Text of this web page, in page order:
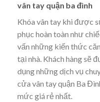
vân tay quận ba đình
Khóa vân tay khi được
phục hoàn toàn như
vấn những kiến thức
tại nhà. Khách hàng sẽ
dụng những dịch vụ
cửa vân tay quận Ba
mức giá rẻ nhất.